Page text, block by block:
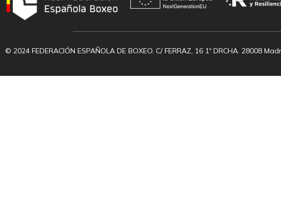
© 2024 FEDERACIÓN ESPAÑOLA DE BOXEO. C/ FERRAZ, 16 1º DRCHA. 28008